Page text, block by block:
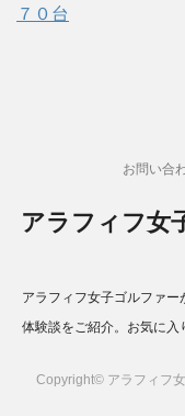
７０台
お問い合
アラフィフ女
アラフィフ女子ゴルファ
体験談をご紹介。お気に入
Copyright© アラフィフ